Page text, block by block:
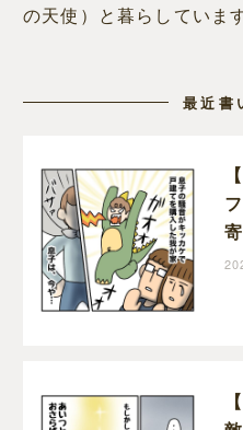
の天使）と暮らしています
最近書